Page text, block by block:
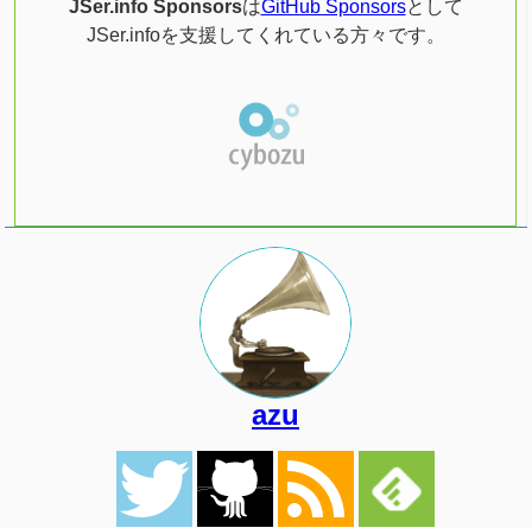
JSer.info SponsorsはGitHub Sponsorsとして
JSer.infoを支援してくれている方々です。
azu